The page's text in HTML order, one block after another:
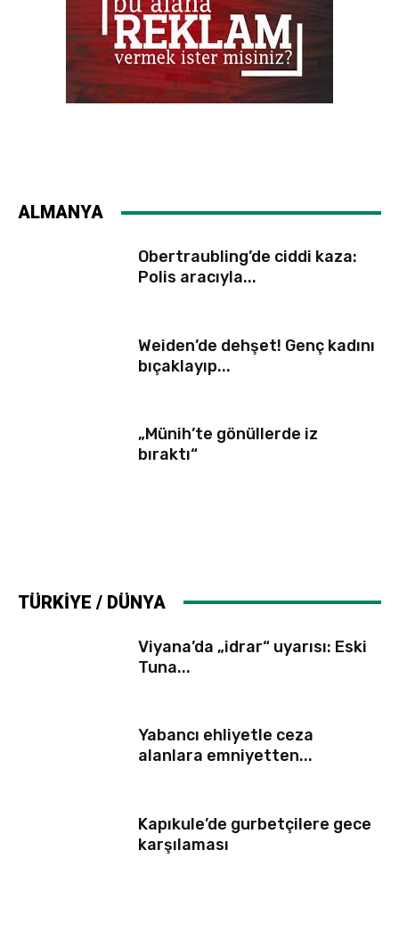
ALMANYA
Obertraubling’de ciddi kaza:
Polis aracıyla...
Weiden’de dehşet! Genç kadını
bıçaklayıp...
„Münih’te gönüllerde iz
bıraktı“
TÜRKİYE / DÜNYA
Viyana’da „idrar“ uyarısı: Eski
Tuna...
Yabancı ehliyetle ceza
alanlara emniyetten...
Kapıkule’de gurbetçilere gece
karşılaması